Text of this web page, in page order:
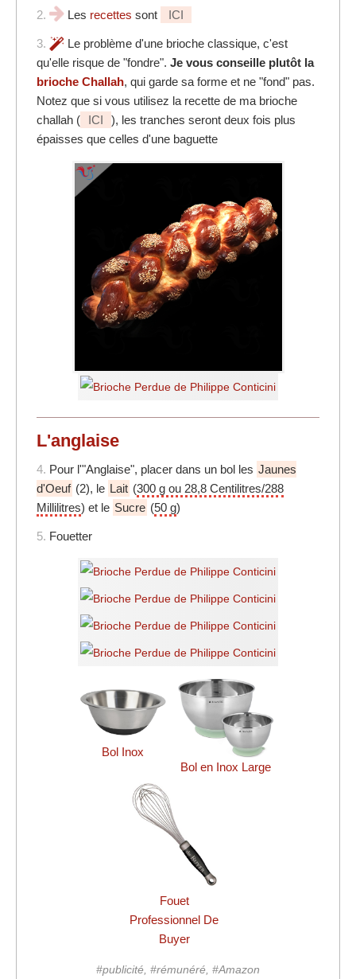
2. Les recettes sont ICI
3.
Le problème d'une brioche classique, c'est
qu'elle risque de "fondre". Je vous conseille plutôt la
brioche Challah, qui garde sa forme et ne "fond" pas.
Notez que si vous utilisez la recette de ma brioche
challah (
ICI
), les tranches seront deux fois plus
épaisses que celles d'une baguette
L'anglaise
4. Pour l'"Anglaise", placer dans un bol les Jaunes
d'Oeuf (2), le Lait (300 g ou 28,8 Centilitres/288
Millilitres) et le Sucre (50 g)
5. Fouetter
Bol Inox
Bol en Inox Large
Fouet
Professionnel De
Buyer
#publicité, #rémunéré, #Amazon